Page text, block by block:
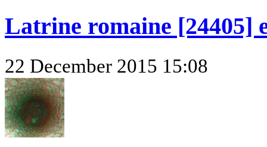
Latrine romaine [24405]
22 December 2015 15:08